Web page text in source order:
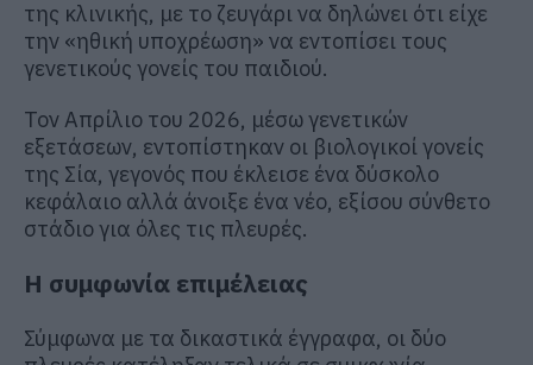
της κλινικής, με το ζευγάρι να δηλώνει ότι είχε
την «ηθική υποχρέωση» να εντοπίσει τους
γενετικούς γονείς του παιδιού.
Τον Απρίλιο του 2026, μέσω γενετικών
εξετάσεων, εντοπίστηκαν οι βιολογικοί γονείς
της Σία, γεγονός που έκλεισε ένα δύσκολο
κεφάλαιο αλλά άνοιξε ένα νέο, εξίσου σύνθετο
στάδιο για όλες τις πλευρές.
Η συμφωνία επιμέλειας
Σύμφωνα με τα δικαστικά έγγραφα, οι δύο